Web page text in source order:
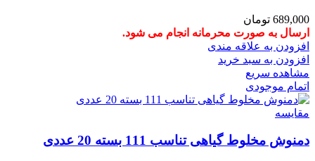
689,000 تومان
ارسال به صورت محرمانه انجام می شود.
افزودن به علاقه مندی
افزودن به سبد خرید
مشاهده سریع
اتمام موجودی
مقایسه
دمنوش مخلوط گیاهی تناسب 111 بسته 20 عددی